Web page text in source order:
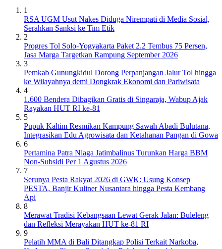
1
RSA UGM Usut Nakes Diduga Nirempati di Media Sosial,
Serahkan Sanksi ke Tim Etik
2
Progres Tol Solo-Yogyakarta Paket 2.2 Tembus 75 Persen,
Jasa Marga Targetkan Rampung September 2026
3
Pemkab Gunungkidul Dorong Perpanjangan Jalur Tol hingga
ke Wilayahnya demi Dongkrak Ekonomi dan Pariwisata
4
1.600 Bendera Dibagikan Gratis di Singaraja, Wabup Ajak
Rayakan HUT RI ke-81
5
Pupuk Kaltim Resmikan Kampung Sawah Abadi Bulutana,
Integrasikan Edu Agrowisata dan Ketahanan Pangan di Gowa
6
Pertamina Patra Niaga Jatimbalinus Turunkan Harga BBM
Non-Subsidi Per 1 Agustus 2026
7
Serunya Pesta Rakyat 2026 di GWK: Usung Konsep
PESTA, Banjir Kuliner Nusantara hingga Pesta Kembang
Api
8
Merawat Tradisi Kebangsaan Lewat Gerak Jalan: Buleleng
dan Refleksi Merayakan HUT ke-81 RI
9
Pelatih MMA di Bali Ditangkap Polisi Terkait Narkoba,